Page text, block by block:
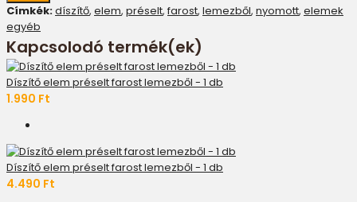
Címkék:díszítő, elem, préselt,farost, lemezből, nyomott, elemek
egyéb
Kapcsolodó termék(ek)
Díszítő elem préselt farost lemezből - 1 db
1.990 Ft
Díszítő elem préselt farost lemezből - 1 db
4.490 Ft